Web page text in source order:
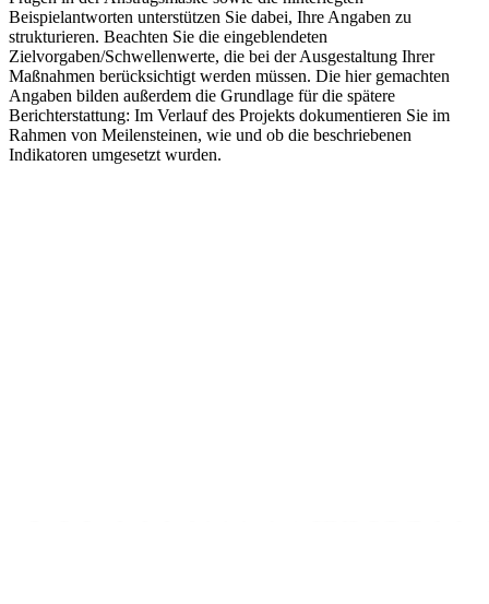
Beispielantworten unterstützen Sie dabei, Ihre Angaben zu
strukturieren. Beachten Sie die eingeblendeten
Zielvorgaben/Schwellenwerte, die bei der Ausgestaltung Ihrer
Maßnahmen berücksichtigt werden müssen. Die hier gemachten
Angaben bilden außerdem die Grundlage für die spätere
Berichterstattung: Im Verlauf des Projekts dokumentieren Sie im
Rahmen von Meilensteinen, wie und ob die beschriebenen
Indikatoren umgesetzt wurden.